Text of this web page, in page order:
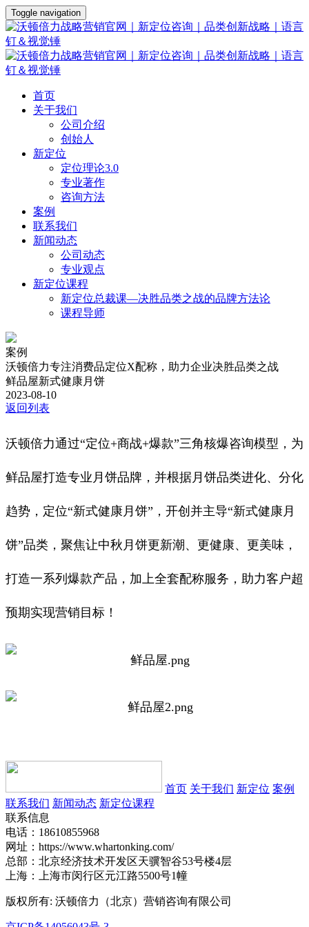
Toggle navigation
首页
关于我们
公司介绍
创始人
新定位
定位理论3.0
专业著作
咨询方法
案例
联系我们
新闻动态
公司动态
专业观点
新定位课程
新定位总裁课—决胜品类之战的品牌方法论
课程导师
案例
沃顿倍力专注消费品定位X配称，助力企业决胜品类之战
鲜品屋新式健康月饼
2023-08-10
返回列表
沃顿倍力通过“定位+商战+爆款”三角核爆咨询模型，为
鲜品屋打造专业月饼品牌，并根据月饼品类进化、分化
趋势，定位“新式健康月饼”，开创并主导“新式健康月
饼”品类，聚焦让中秋月饼更新潮、更健康、更美味，
打造一系列爆款产品，加上全套配称服务，助力客户超
预期实现营销目标！
首页 关于我们 新定位 案例
联系我们 新闻动态 新定位课程
联系信息
电话：18610855968
网址：https://www.whartonking.com/
总部：北京经济技术开发区天骥智谷53号楼4层
上海：上海市闵行区元江路5500号1幢
版权所有: 沃顿倍力（北京）营销咨询有限公司